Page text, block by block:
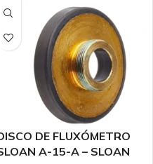
DE FLUXÓMETRO
A-15-A – SLOAN